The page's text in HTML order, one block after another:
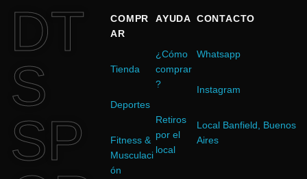
DT
S
SP
COMPR
AR
Tienda
Deportes
Fitness &
Musculaci
ón
AYUDA
¿Cómo
comprar
?
Retiros
por el
local
CONTACTO
Whatsapp
Instagram
Local Banfield, Buenos
Aires